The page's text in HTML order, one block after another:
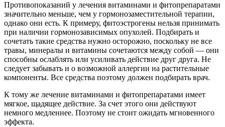
Противопоказаний у лечения витаминами и фитопрепаратами
значительно меньше, чем у гормонозаместительной терапии,
однако они есть. К примеру, фитоэстрогены нельзя принимать
при наличии гормонозависимых опухолей. Подбирать и
сочетать такие средства нужно осторожно, поскольку не все
травы, минералы и витамины сочетаются между собой — они
способны ослаблять или усиливать действие друг друга. Не
следует забывать и о возможной аллергии на растительные
компоненты. Все средства поэтому должен подбирать врач.
К тому же лечение витаминами и фитопрепаратами имеет
мягкое, щадящее действие. За счет этого они действуют
немного медленнее. Поэтому не стоит ожидать мгновенного
эффекта.